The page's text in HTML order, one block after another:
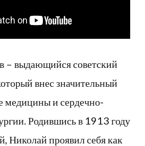
– выдающийся советский
внес значительный
медицины и сердечно-
Родившись в 1913 году
Николай проявил себя как